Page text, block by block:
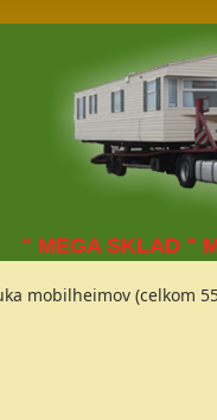
" MEGA SKLAD "
mobilheimov (celkom